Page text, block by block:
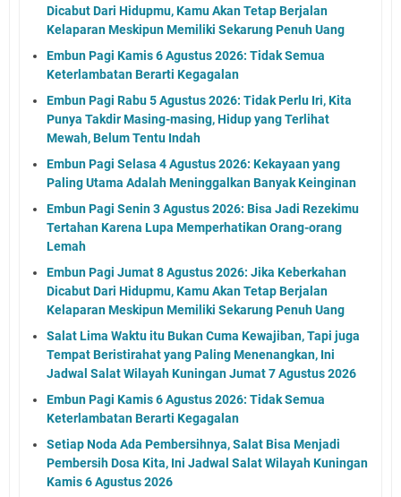
Dicabut Dari Hidupmu, Kamu Akan Tetap Berjalan
Kelaparan Meskipun Memiliki Sekarung Penuh Uang
Embun Pagi Kamis 6 Agustus 2026: Tidak Semua
Keterlambatan Berarti Kegagalan
Embun Pagi Rabu 5 Agustus 2026: Tidak Perlu Iri, Kita
Punya Takdir Masing-masing, Hidup yang Terlihat
Mewah, Belum Tentu Indah
Embun Pagi Selasa 4 Agustus 2026: Kekayaan yang
Paling Utama Adalah Meninggalkan Banyak Keinginan
Embun Pagi Senin 3 Agustus 2026: Bisa Jadi Rezekimu
Tertahan Karena Lupa Memperhatikan Orang-orang
Lemah
Embun Pagi Jumat 8 Agustus 2026: Jika Keberkahan
Dicabut Dari Hidupmu, Kamu Akan Tetap Berjalan
Kelaparan Meskipun Memiliki Sekarung Penuh Uang
Salat Lima Waktu itu Bukan Cuma Kewajiban, Tapi juga
Tempat Beristirahat yang Paling Menenangkan, Ini
Jadwal Salat Wilayah Kuningan Jumat 7 Agustus 2026
Embun Pagi Kamis 6 Agustus 2026: Tidak Semua
Keterlambatan Berarti Kegagalan
Setiap Noda Ada Pembersihnya, Salat Bisa Menjadi
Pembersih Dosa Kita, Ini Jadwal Salat Wilayah Kuningan
Kamis 6 Agustus 2026